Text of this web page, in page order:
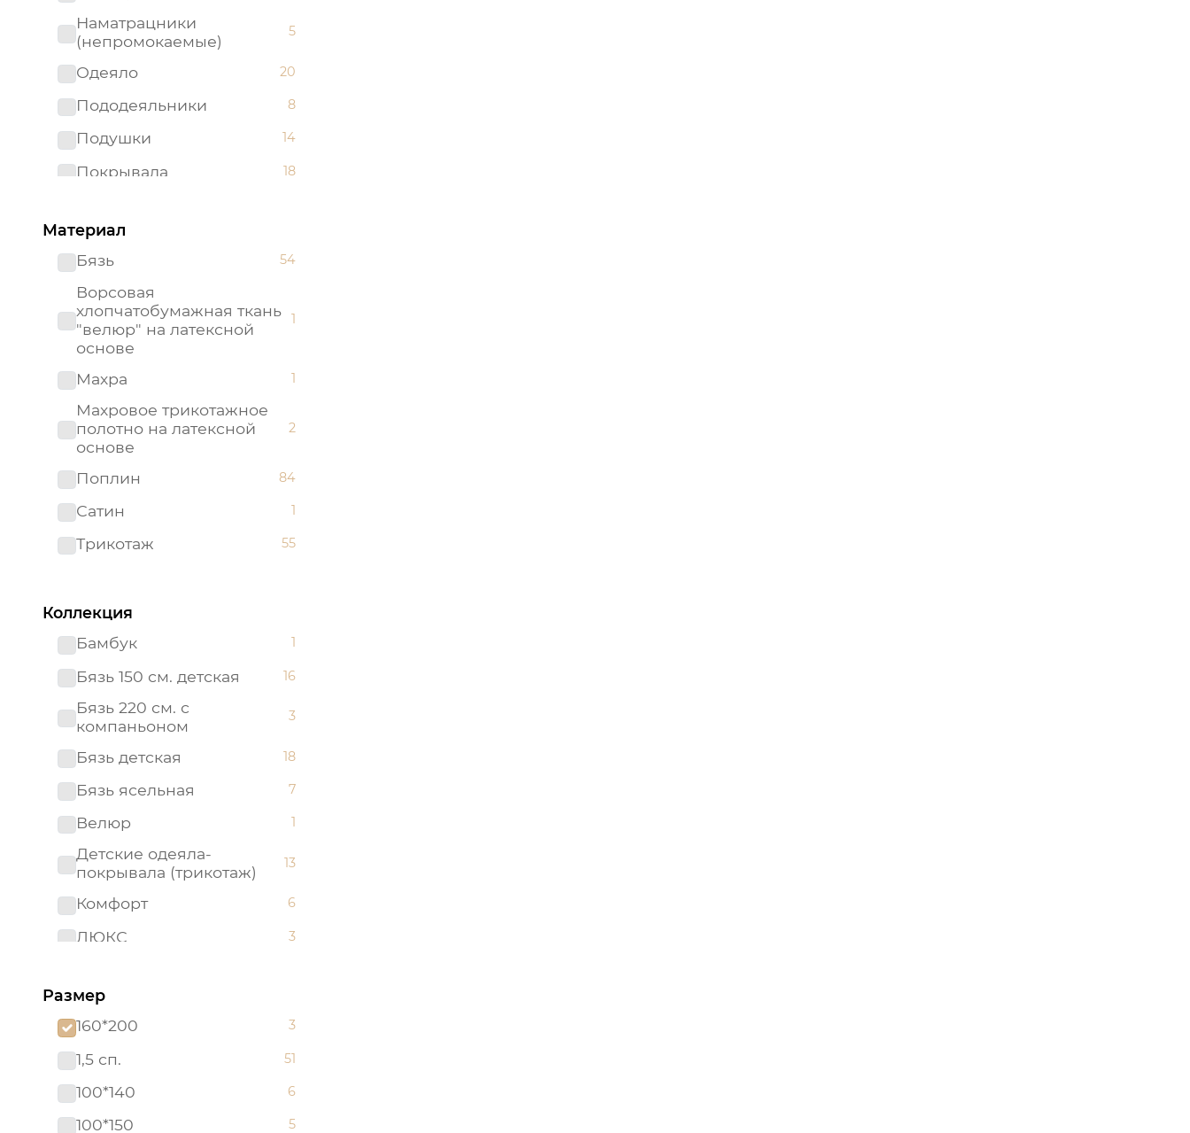
Наматрацники
(непромокаемые)
5
Одеяло 20
Пододеяльники 8
Подушки 14
Покрывала 18
Материал
Бязь
54
Ворсовая
хлопчатобумажная ткань
"велюр" на латексной
основе
1
Махра 1
Махровое трикотажное
полотно на латексной
основе
2
Поплин 84
Сатин 1
Трикотаж 55
Коллекция
Бамбук
1
Бязь 150 см. детская 16
Бязь 220 см. с
компаньоном
3
Бязь детская 18
Бязь ясельная 7
Велюр 1
Детские одеяла-
покрывала (трикотаж)
13
Комфорт 6
ЛЮКС 3
Махровые полотенца "Арт
Дизайн" (Турция)
Набор в кроватку (бязь) 5
(поплин)
2
Одеяла-покрывала
Размер
160*200
3
1,5 сп. 51
100*140 6
100*150 5